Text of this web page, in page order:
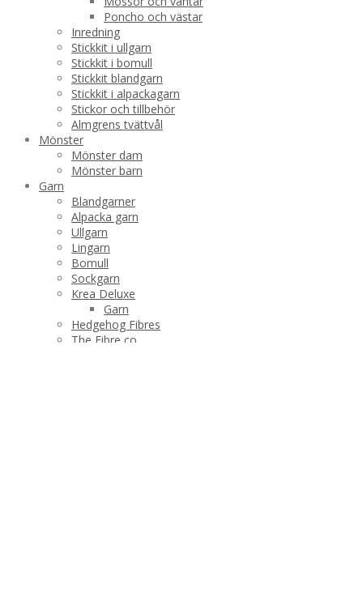
Poncho och västar
Inredning
Stickkit i ullgarn
Stickkit i bomull
Stickkit blandgarn
Stickkit i alpackagarn
Stickor och tillbehör
Almgrens tvättvål
Mönster
Mönster dam
Mönster barn
Garn
Blandgarner
Alpacka garn
Ullgarn
Lingarn
Bomull
Sockgarn
Krea Deluxe
Garn
Hedgehog Fibres
The Fibre co